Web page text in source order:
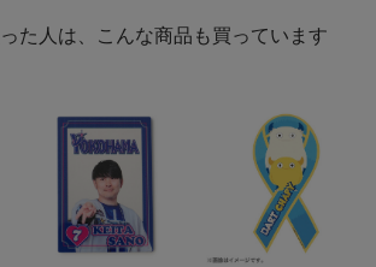
た人は、こんな商品も買っています